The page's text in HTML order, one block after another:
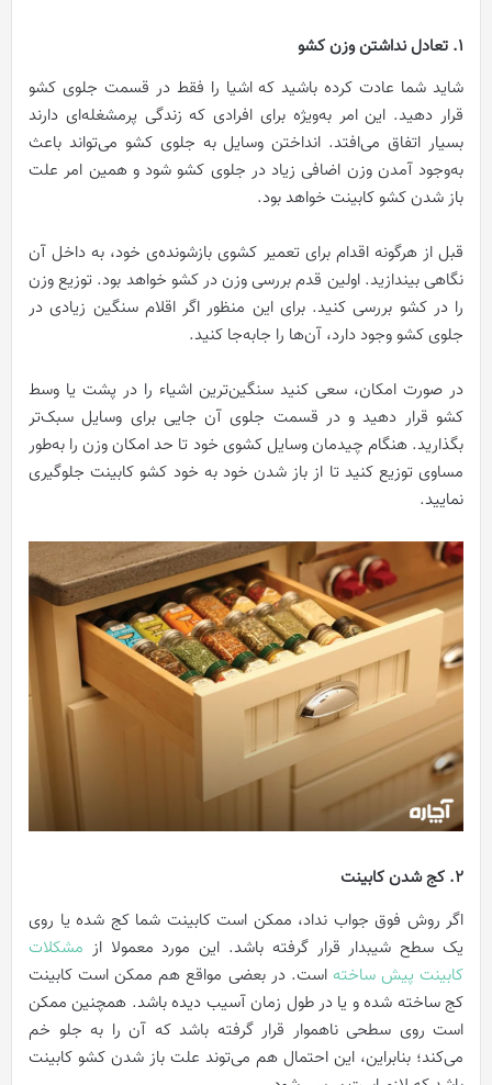
1. تعادل نداشتن وزن کشو
شاید شما عادت کرده باشید که اشیا را فقط در قسمت جلوی کشو
قرار دهید. این امر به‌ویژه برای افرادی که زندگی پرمشغله‌ای دارند
بسیار اتفاق می‌افتد. انداختن وسایل به جلوی کشو می‌تواند باعث
به‌وجود آمدن وزن اضافی زیاد در جلوی کشو شود و همین امر علت
باز شدن کشو کابینت خواهد بود.
قبل از هرگونه اقدام برای تعمیر کشوی بازشونده‌ی خود، به داخل آن
نگاهی بیندازید. اولین قدم بررسی وزن در کشو خواهد بود. توزیع وزن
را در کشو بررسی کنید. برای این منظور اگر اقلام سنگین زیادی در
جلوی کشو وجود دارد، آن‌ها را جابه‌جا کنید.
در صورت امکان، سعی کنید سنگین‌ترین اشیاء را در پشت یا وسط
کشو قرار دهید و در قسمت جلوی آن جایی برای وسایل سبک‌تر
بگذارید. هنگام چیدمان وسایل کشوی خود تا حد امکان وزن را به‌طور
مساوی توزیع کنید تا از باز شدن خود به خود کشو کابینت جلوگیری
نمایید.
2. کج شدن کابینت
اگر روش فوق جواب نداد، ممکن است کابینت شما کج شده یا روی
یک سطح شیبدار قرار گرفته باشد. این مورد معمولا از مشکلات
کابینت پیش ساخته است. در بعضی مواقع هم ممکن است کابینت
کج ساخته شده و یا در طول زمان آسیب دیده باشد. همچنین ممکن
است روی سطحی ناهموار قرار گرفته باشد که آن را به جلو خم
می‌کند؛ بنابراین، این احتمال هم می‌توند علت باز شدن کشو کابینت